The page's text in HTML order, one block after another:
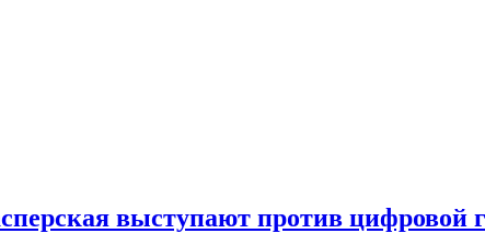
выступают против цифровой